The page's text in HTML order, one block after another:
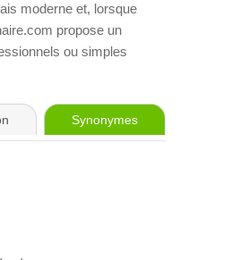
moderne et, lorsque
propose un
ou simples
Synonymes